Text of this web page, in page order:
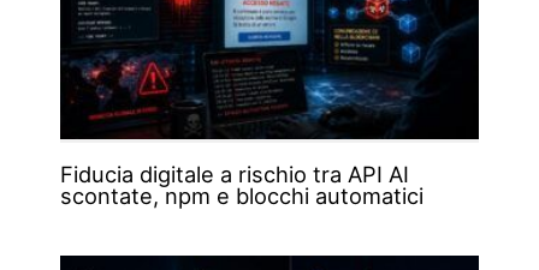
Fiducia digitale a rischio tra API AI
scontate, npm e blocchi automatici